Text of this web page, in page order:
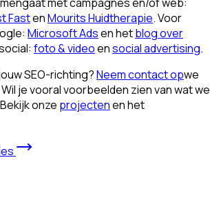
met campagnes en/of web:
FastenMourits Huidtherapie. Voor
Microsoft Adsen hetblog over
foto & videoensocial advertising.
SEO-richting?Neem contact opwe
je vooral voorbeelden zien van wat we
onze projectenen het